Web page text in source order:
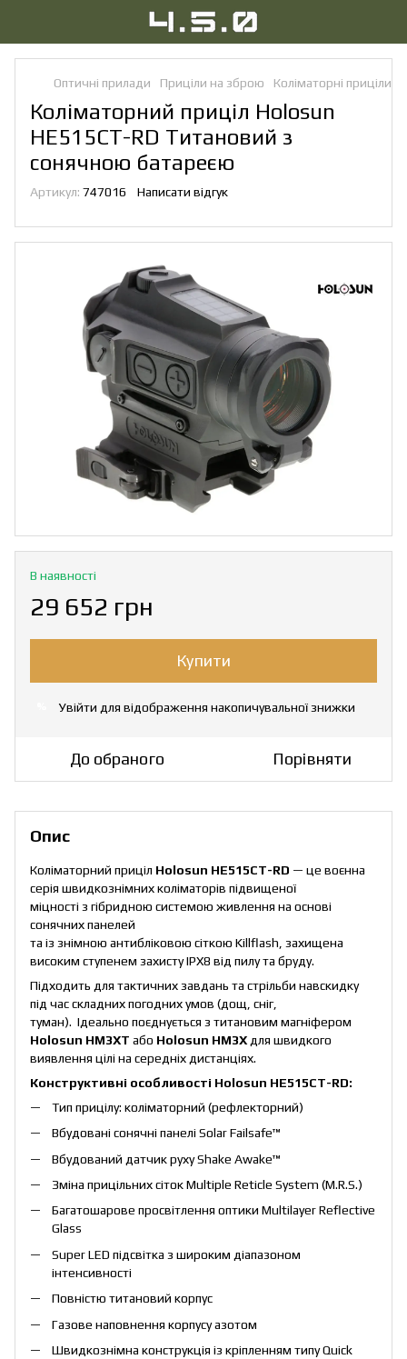
Оптичні прилади Приціли на зброю Коліматорні приціли
Коліматорний приціл Holosun
HE515CT-RD Титановий з
сонячною батареєю
Артикул: 747016 Написати відгук
В наявності
29 652 грн
Купити
Увійти для відображення накопичувальної знижки
До обраного Порівняти
Опис
Коліматорний приціл Holosun HE515CT-RD — це воєнна
серія швидкознімних коліматорів підвищеної
міцності з гібридною системою живлення на основі
сонячних панелей
та із знімною антибліковою сіткою Killflash, захищена
високим ступенем захисту IPX8 від пилу та бруду.
Підходить для тактичних завдань та стрільби навскидку
під час складних погодних умов (дощ, сніг,
туман). Ідеально поєднується з титановим магніфером
Holosun HM3XT або Holosun HM3X для швидкого
виявлення цілі на середніх дистанціях.
Конструктивні особливості Holosun HE515CT-RD:
Тип прицілу: коліматорний (рефлекторний)
Вбудовані сонячні панелі Solar Failsafe™
Вбудований датчик руху Shake Awake™
Зміна прицільних сіток Multiple Reticle System (M.R.S.)
Багатошарове просвітлення оптики Multilayer Reflective
Glass
Super LED підсвітка з широким діапазоном
інтенсивності
Повністю титановий корпус
Газове наповнення корпусу азотом
Швидкознімна конструкція із кріпленням типу Quick